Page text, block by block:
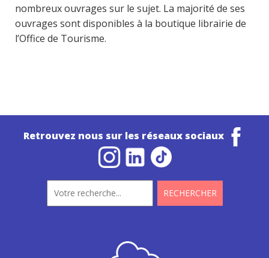
nombreux ouvrages sur le sujet. La majorité de ses
ouvrages sont disponibles à la boutique librairie de
l’Office de Tourisme.
Retrouvez nous sur les réseaux sociaux